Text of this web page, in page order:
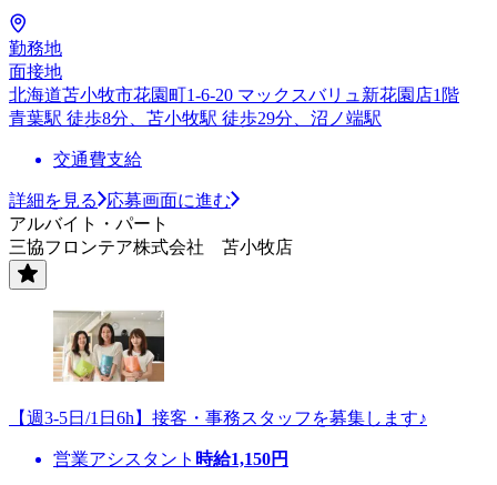
勤務地
面接地
北海道苫小牧市花園町1-6-20 マックスバリュ新花園店1階
青葉駅 徒歩8分、苫小牧駅 徒歩29分、沼ノ端駅
交通費支給
詳細を見る
応募画面に進む
アルバイト・パート
三協フロンテア株式会社 苫小牧店
【週3-5日/1日6h】接客・事務スタッフを募集します♪
営業アシスタント 時給1,150円